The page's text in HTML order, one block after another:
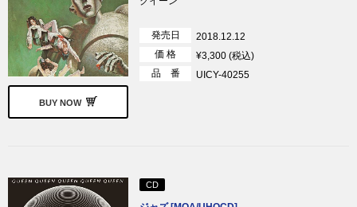
BUY NOW
発売日
2018.12.12
価 格
¥3,300 (税込)
品 番
UICY-40255
CD